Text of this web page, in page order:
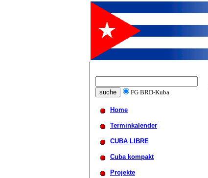
FG BRD-Kuba
Home
Terminkalender
CUBA LIBRE
Cuba kompakt
Projekte